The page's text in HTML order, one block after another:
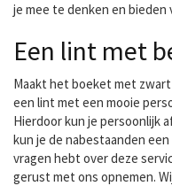
je mee te denken en
Een lint met
Maakt het boeket met
een lint met een mooie
Hierdoor kun je persoonlijk
kun je de nabestaanden
vragen hebt over deze
gerust met ons opnemen.